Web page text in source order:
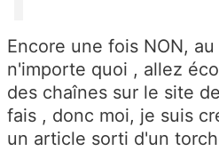
Encore une fois NON,
n'importe quoi , allez
des chaînes sur le site
fais , donc moi, je suis
un article sorti d'un